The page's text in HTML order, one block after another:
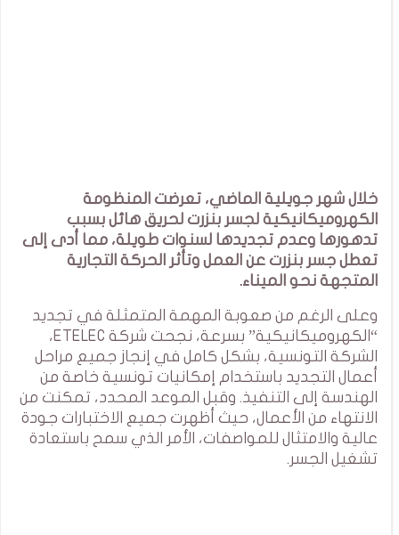
خلال شهر جويلية الماضي، تعرضت المنظومة
الكهروميكانيكية لجسر بنزرت لحريق هائل بسبب
تدهورها وعدم تجديدها لسنوات طويلة، مما أدى إلى
تعطل جسر بنزرت عن العمل وتأثر الحركة التجارية
المتجهة نحو الميناء.
وعلى الرغم من صعوبة المهمة المتمثلة في تجديد
“الكهروميكانيكية” بسرعة، نجحت شركة ETELEC،
الشركة التونسية، بشكل كامل في إنجاز جميع مراحل
أعمال التجديد باستخدام إمكانيات تونسية خاصة من
الهندسة إلى التنفيذ. وقبل الموعد المحدد، تمكنت من
الانتهاء من الأعمال، حيث أظهرت جميع الاختبارات جودة
عالية والامتثال للمواصفات، الأمر الذي سمح باستعادة
تشغيل الجسر.